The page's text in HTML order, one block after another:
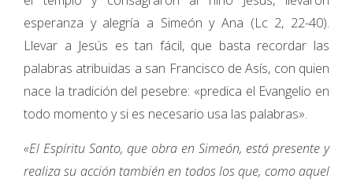
esperanza y alegría a Simeón y Ana (Lc 2, 22-40).
Llevar a Jesús es tan fácil, que basta recordar las
palabras atribuidas a san Francisco de Asís, con quien
nace la tradición del pesebre: «predica el Evangelio en
todo momento y si es necesario usa las palabras».
«El Espíritu Santo, que obra en Simeón, está presente y
realiza su acción también en todos los que, como aquel